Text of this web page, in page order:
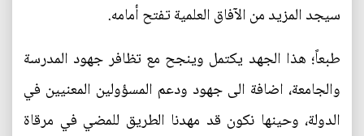
سيجد المزيد من الآفاق العلمية تفتح أمامه.
طبعاً؛ هذا الجهد يكتمل وينجح مع تظافر جهود المدرسة
والجامعة، اضافة الى جهود ودعم المسؤولين المعنيين في
الدولة، وحينها نكون قد مهدنا الطريق للمضي في مرقاة